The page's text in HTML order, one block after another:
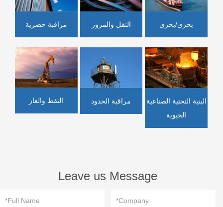
مراقبة حضرية النقل والمرور بحري/بحري
النفط والغاز مراقبة الحدود
البنية التحتية الصناعية
الحيوية
Leave us Message